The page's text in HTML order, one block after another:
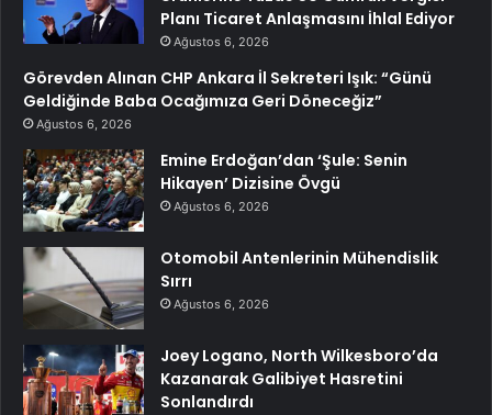
Planı Ticaret Anlaşmasını İhlal Ediyor
Ağustos 6, 2026
Görevden Alınan CHP Ankara İl Sekreteri Işık: “Günü
Geldiğinde Baba Ocağımıza Geri Döneceğiz”
Ağustos 6, 2026
Emine Erdoğan’dan ‘Şule: Senin
Hikayen’ Dizisine Övgü
Ağustos 6, 2026
Otomobil Antenlerinin Mühendislik
Sırrı
Ağustos 6, 2026
Joey Logano, North Wilkesboro’da
Kazanarak Galibiyet Hasretini
Sonlandırdı